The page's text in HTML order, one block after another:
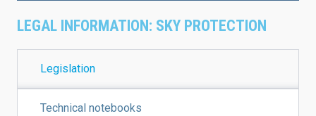
LEGAL INFORMATION: SKY PROTECTION
Legislation
Technical notebooks